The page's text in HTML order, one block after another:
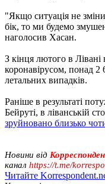
"Якщо ситуація не
бік, то ми будемо
наголосив Хасан.
З кінця лютого в
коронавірусом, понад 2
летальних випадків.
Раніше в результаті
Бейруті, в ліванській
зруйновано близько
Новини від
канал https://t.me/
Читайте